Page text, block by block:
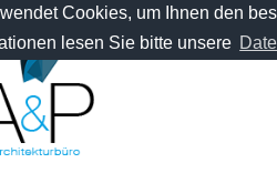
Cookies, um Ihnen den
lesen Sie bitte unsere